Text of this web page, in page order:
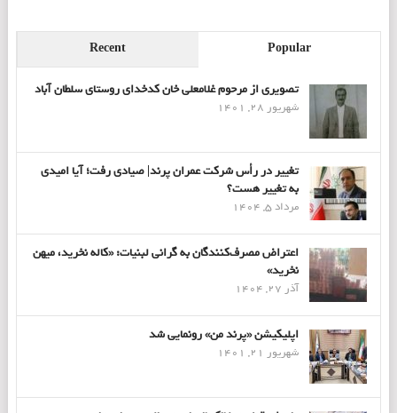
Popular
Recent
تصویری از مرحوم غلامعلی خان کدخدای روستای سلطان آباد
شهریور 28, 1401
تغییر در رأس شرکت عمران پرند| صیادی رفت؛ آیا امیدی
به تغییر هست؟
مرداد 5, 1404
اعتراض مصرف‌کنندگان به گرانی لبنیات: «کاله نخرید، میهن
نخرید»
آذر 27, 1404
اپلیکیشن «پرند من» رونمایی شد
شهریور 21, 1401